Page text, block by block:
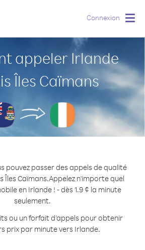
Connexion
appeler Irlande
Îles Caïmans
pouvez passer des appels de qualité
Îles Caïmans.Appelez n'importe quel
en Irlande ! - dès 1.9 ¢ la minute
seulement.
ou un forfait d’appels pour obtenir
prix par minute vers Irlande.